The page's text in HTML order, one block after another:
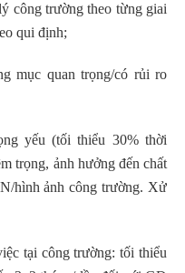
công trường theo từng giai
qui định;
mục quan trọng/có rủi ro
yếu (tối thiểu 30% thời
trọng, ảnh hưởng đến chất
hình ảnh công trường. Xử
tại công trường: tối thiểu